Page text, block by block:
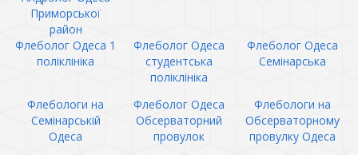
Приморської
район
Флеболог Одеса 1
поліклініка
Флеболог Одеса
студентська
поліклініка
Флеболог Одеса
Семінарська
Флебологи на
Семінарській
Одеса
Флеболог Одеса
Обсерваторний
провулок
Флебологи на
Обсерваторному
провулку Одеса